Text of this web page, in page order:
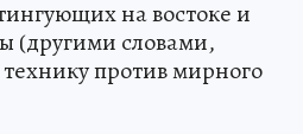
на востоке и
(другими словами,
против мирного